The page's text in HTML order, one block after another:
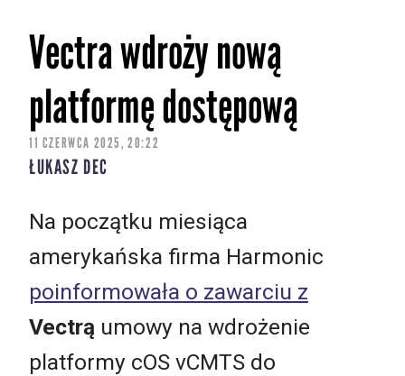
Vectra wdroży nową
platformę dostępową
11 CZERWCA 2025, 20:22
ŁUKASZ DEC
Na początku miesiąca
amerykańska firma Harmonic
poinformowała o zawarciu z
Vectrą umowy na wdrożenie
platformy cOS vCMTS do